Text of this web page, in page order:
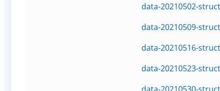
data-20210502-
data-20210509-
data-20210516-
data-20210523-
data-20210530-